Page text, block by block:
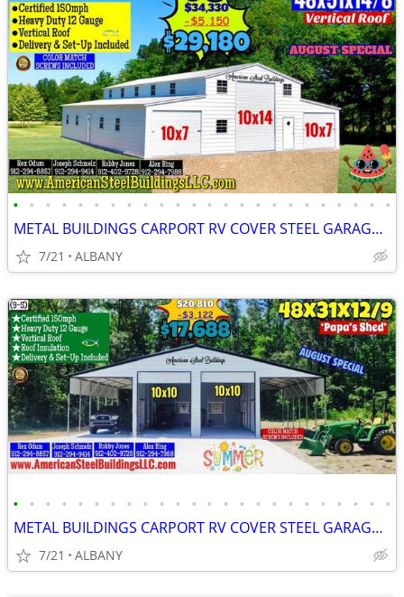
• • • • • • • • • • • • • • • • • • • • • • • •
METAL BUILDINGS CARPORT RV COVER STEEL GARAGE POLE BARN METAL BUILDING
7/21 ALBANY
• • • • • • • • • • • • • • • • • • • • • • • •
METAL BUILDINGS CARPORT RV COVER STEEL GARAGE POLE BARN METAL BUILDING
7/21 ALBANY